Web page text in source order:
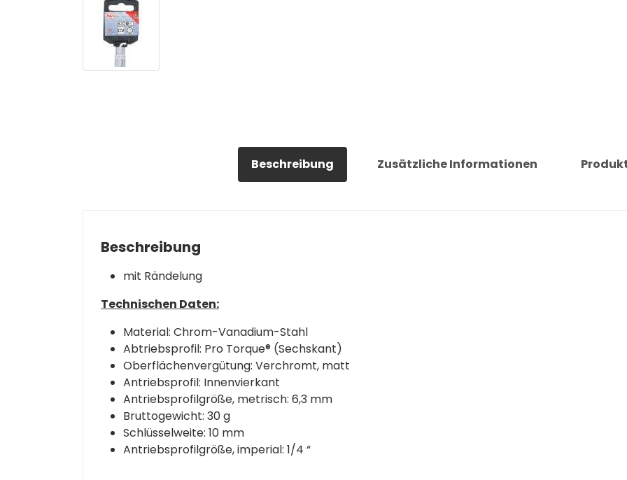
Beschreibung Zusätzliche Informationen
Beschreibung
mit Rändelung
Technischen Daten:
Material: Chrom-Vanadium-Stahl
Abtriebsprofil: Pro Torque® (Sechskant)
Oberflächenvergütung: Verchromt, matt
Antriebsprofil: Innenvierkant
Antriebsprofilgröße, metrisch: 6,3 mm
Bruttogewicht: 30 g
Schlüsselweite: 10 mm
Antriebsprofilgröße, imperial: 1/4 “